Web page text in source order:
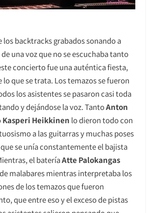
los backtracks grabados sonando a
una voz que no se escuchaba tanto
concierto fue una auténtica fiesta,
lo que se trata. Los temazos se fueron
los asistentes se pasaron casi toda
y dejándose la voz. TantoAnton
Kasperi Heikkinen lo dieron todo con
a las guitarras y muchas poses
se unía constantemente el bajista
el bateríaAtte Palokangas
malabares mientras interpretaba los
de los temazos que fueron
que entre eso y el exceso de pistas